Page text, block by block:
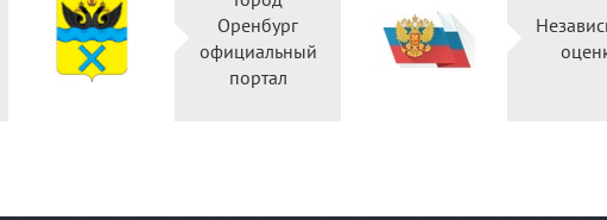
Оренбург
официальный
портал